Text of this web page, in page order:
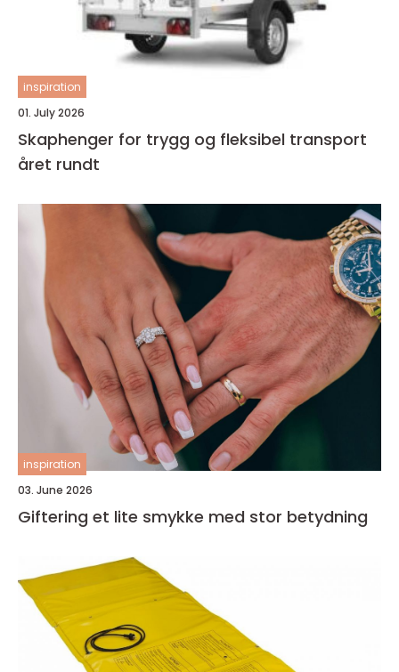
inspiration
01. July 2026
Skaphenger for trygg og fleksibel transport
året rundt
inspiration
03. June 2026
Giftering et lite smykke med stor betydning